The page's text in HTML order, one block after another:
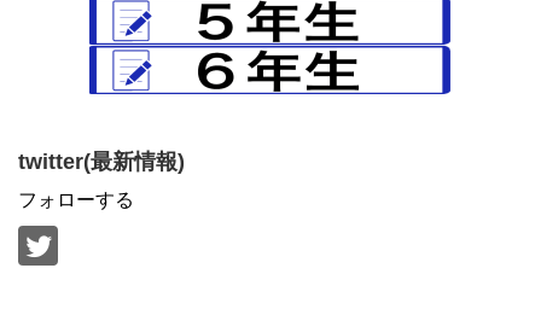
twitter(最新情報)
フォローする